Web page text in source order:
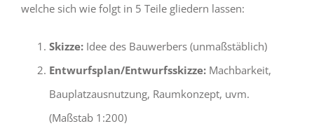
welche sich wie folgt in 5 Teile gliedern lassen:
Skizze:Idee des Bauwerbers (unmaßstäblich)
Entwurfsplan/Entwurfsskizze:Machbarkeit,
Bauplatzausnutzung, Raumkonzept, uvm.
(Maßstab 1:200)